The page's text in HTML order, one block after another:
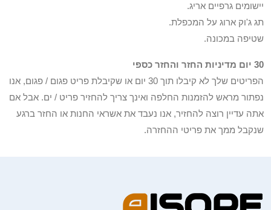
יישומים גרפיים אריג.
תג ג'וק ארוג על המכפלת.
שטיפה במכונה.
30 יום מדיניות החזר והחזר כספי
הפריטים שלך לא קיבלו תוך 30 יום או שקיבלת פריט פגום / פגום, אנו
נפתור מראש להזמנות החלפה ואינך צריך להחזיר פריט / ים. אבל אם
אתה עדיין רוצה להחזיר, אנו נעבד את אשראי החנות או החזר ברגע
שנקבל ממך את פריטי ההחזרה.